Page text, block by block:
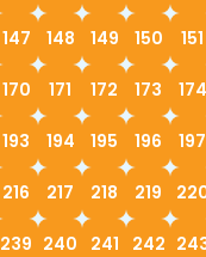
147 148 149 150 151
170 171 172 173 174
193 194 195 196 197
216 217 218 219
239 240 241 242